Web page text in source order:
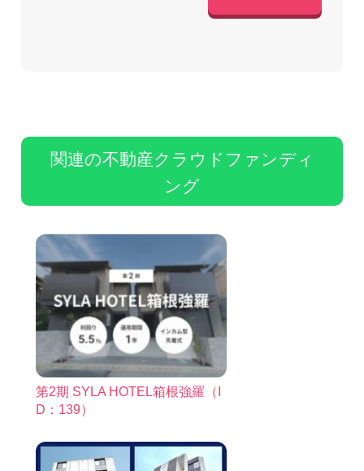
関連の不動産クラウドファンディ
ング
第2期 SYLA HOTEL箱根強羅（I
D：139）